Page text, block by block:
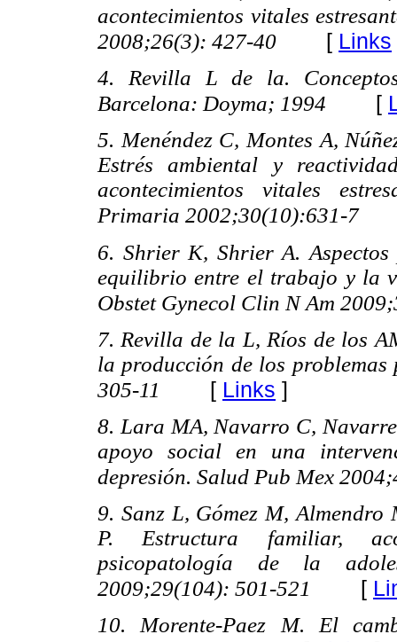
acontecimientos vitales
2008;26(3): 427-40 [ Links
4. Revilla L de la.
Barcelona: Doyma; 1994 [
5. Menéndez C, Montes A,
Estrés ambiental y
acontecimientos vitales
Primaria 2002;30(10):631-7
6. Shrier K, Shrier A.
equilibrio entre el trabajo y la
Obstet Gynecol Clin N Am
7. Revilla de la L, Ríos de los
la producción de los
305-11
[ Links ]
8. Lara MA, Navarro C,
apoyo social en una
depresión. Salud Pub Mex
9. Sanz L, Gómez M, Almendro
P. Estructura familiar,
psicopatología de la
2009;29(104): 501-521
[
10. Morente-Paez M. El